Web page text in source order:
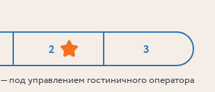
2 3
— под управлением гостиничного оператора